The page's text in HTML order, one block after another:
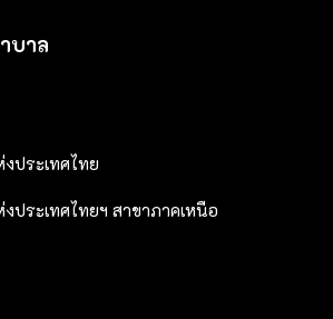
บาล
ประเทศไทย
ประเทศไทยฯ สาขาภาคเหนือ